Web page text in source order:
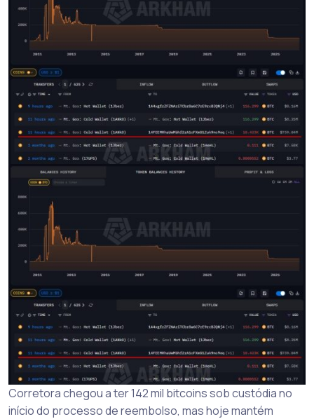
Corretora chegou a ter 142 mil bitcoins sob custódia no
início do processo de reembolso, mas hoje mantém